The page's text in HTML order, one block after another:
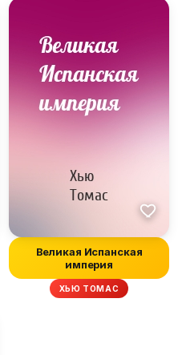
Великая Испанская
империя
ХЬЮ ТОМАС